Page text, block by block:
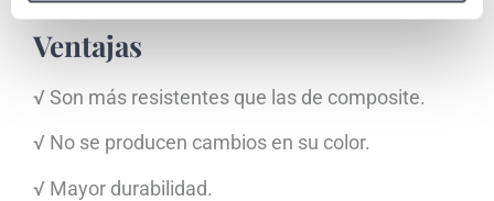
Ventajas
√ Son más resistentes que las de composite.
√ No se producen cambios en su color.
√ Mayor durabilidad.